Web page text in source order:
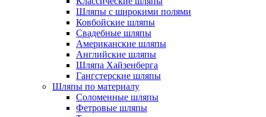
Шляпы с широкими полями
Ковбойские шляпы
Свадебные шляпы
Американские шляпы
Английские шляпы
Шляпа Хайзенберга
Гангстерские шляпы
Шляпы по материалу
Соломенные шляпы
Фетровые шляпы